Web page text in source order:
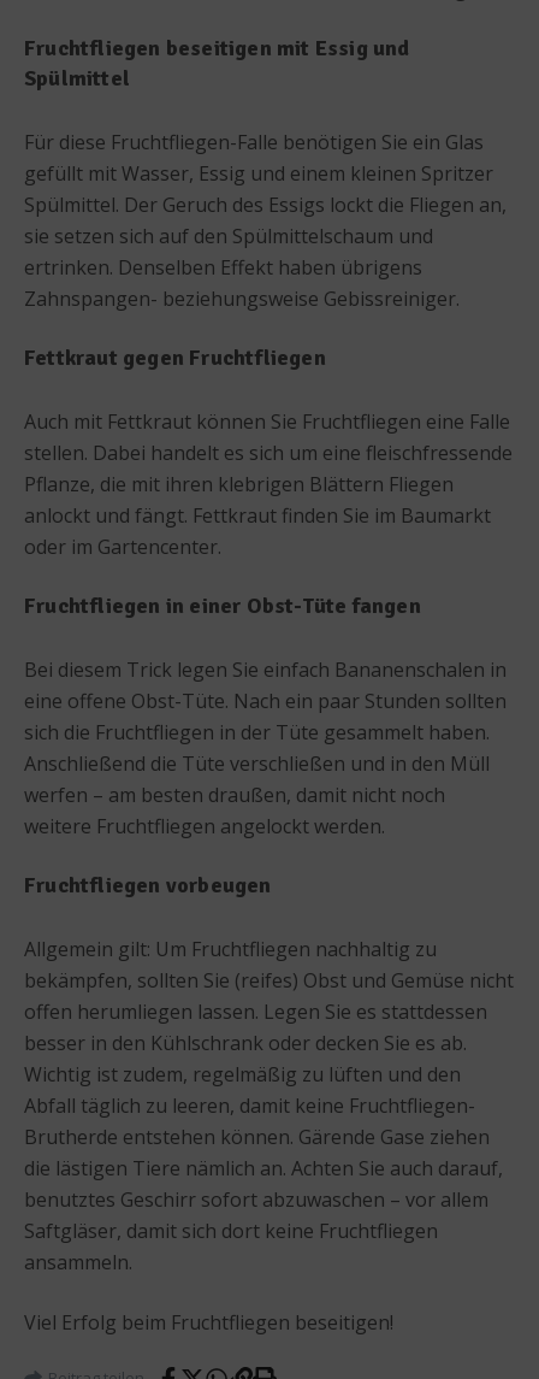
Fruchtfliegen beseitigen mit Essig und
Spülmittel
Für diese Fruchtfliegen-Falle benötigen Sie ein Glas
gefüllt mit Wasser, Essig und einem kleinen Spritzer
Spülmittel. Der Geruch des Essigs lockt die Fliegen an,
sie setzen sich auf den Spülmittelschaum und
ertrinken. Denselben Effekt haben übrigens
Zahnspangen- beziehungsweise Gebissreiniger.
Fettkraut gegen Fruchtfliegen
Auch mit Fettkraut können Sie Fruchtfliegen eine Falle
stellen. Dabei handelt es sich um eine fleischfressende
Pflanze, die mit ihren klebrigen Blättern Fliegen
anlockt und fängt. Fettkraut finden Sie im Baumarkt
oder im Gartencenter.
Fruchtfliegen in einer Obst-Tüte fangen
Bei diesem Trick legen Sie einfach Bananenschalen in
eine offene Obst-Tüte. Nach ein paar Stunden sollten
sich die Fruchtfliegen in der Tüte gesammelt haben.
Anschließend die Tüte verschließen und in den Müll
werfen – am besten draußen, damit nicht noch
weitere Fruchtfliegen angelockt werden.
Fruchtfliegen vorbeugen
Allgemein gilt: Um Fruchtfliegen nachhaltig zu
bekämpfen, sollten Sie (reifes) Obst und Gemüse nicht
offen herumliegen lassen. Legen Sie es stattdessen
besser in den Kühlschrank oder decken Sie es ab.
Wichtig ist zudem, regelmäßig zu lüften und den
Abfall täglich zu leeren, damit keine Fruchtfliegen-
Brutherde entstehen können. Gärende Gase ziehen
die lästigen Tiere nämlich an. Achten Sie auch darauf,
benutztes Geschirr sofort abzuwaschen – vor allem
Saftgläser, damit sich dort keine Fruchtfliegen
ansammeln.
Viel Erfolg beim Fruchtfliegen beseitigen!